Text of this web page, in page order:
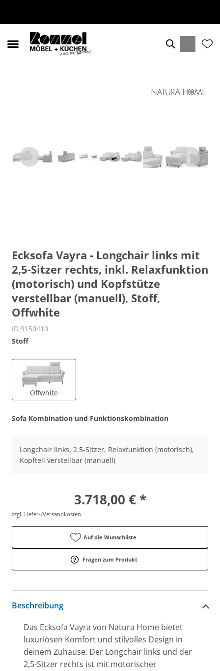
Ecksofa Vayra - Longchair links mit
2,5-Sitzer rechts, inkl. Relaxfunktion
(motorisch) und Kopfstütze
verstellbar (manuell), Stoff,
Offwhite
ID 9150410
Stoff
Offwhite
Sofa Kombination und Funktionskombination
Longchair links, 2,5-Sitzer, Relaxfunktion (motorisch),
Kopfteil verstellbar (manuell)
3.718,00 € *
zzgl. Liefer-/Versandkosten
Auf die Wunschliste
Fragen zum Produkt
Beschreibung
Das Ecksofa Vayra von Natura Home bietet
luxuriösen Komfort und stilvolles Design in
deinem Zuhause. Der Longchair links und der
2,5-Sitzer rechts ist mit motorischer